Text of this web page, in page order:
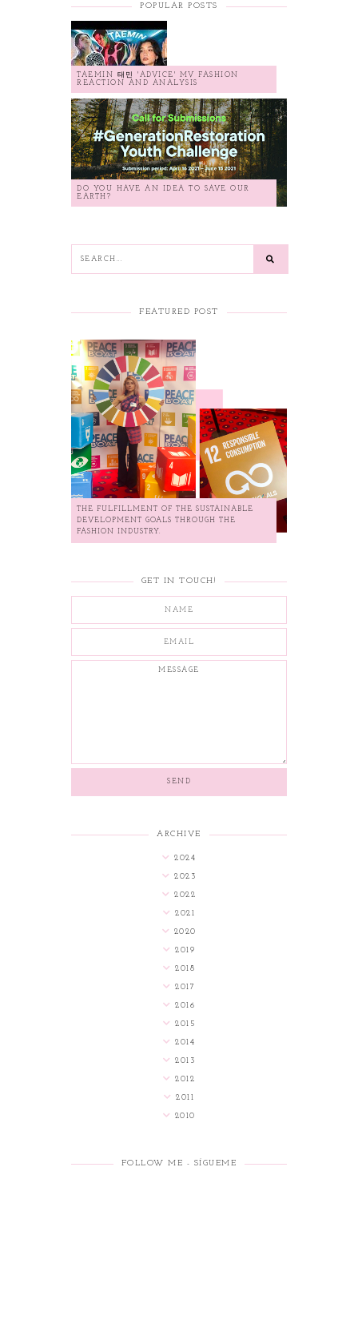
POPULAR POSTS
TAEMIN 태민 'ADVICE' MV FASHION
REACTION AND ANALYSIS
DO YOU HAVE AN IDEA TO SAVE OUR
EARTH?
FEATURED POST
THE FULFILLMENT OF THE SUSTAINABLE
DEVELOPMENT GOALS THROUGH THE
FASHION INDUSTRY.
GET IN TOUCH!
ARCHIVE
2024
2023
2022
2021
2020
2019
2018
2017
2016
2015
2014
2013
2012
2011
2010
FOLLOW ME - SÍGUEME